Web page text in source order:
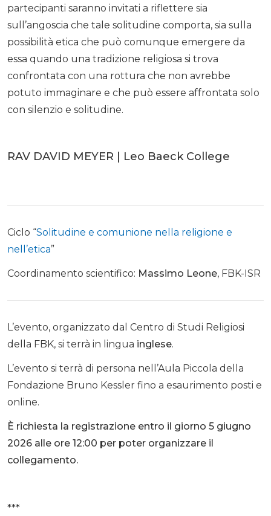
partecipanti saranno invitati a riflettere sia
sull’angoscia che tale solitudine comporta, sia sulla
possibilità etica che può comunque emergere da
essa quando una tradizione religiosa si trova
confrontata con una rottura che non avrebbe
potuto immaginare e che può essere affrontata solo
con silenzio e solitudine.
RAV DAVID MEYER | Leo Baeck College
Ciclo “Solitudine e comunione nella religione e
nell’etica”
Coordinamento scientifico: Massimo Leone, FBK-ISR
L’evento, organizzato dal Centro di Studi Religiosi
della FBK, si terrà in lingua inglese.
L’evento si terrà di persona nell’Aula Piccola della
Fondazione Bruno Kessler fino a esaurimento posti e
online.
È richiesta la registrazione entro il giorno 5 giugno
2026 alle ore 12:00 per poter organizzare il
collegamento.
***